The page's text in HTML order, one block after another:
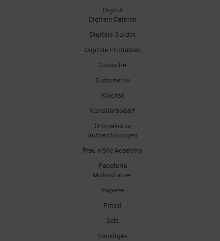
Digital
Digitale Dateien
Digitale Guides
Digitale Printables
Gouache
Gutscheine
Kleckse
Künstlerbedarf
Onlinekurse
Aufzeichnungen
Frau Hölle Academy
Papeterie
Motivstanzer
Papiere
Pinsel
Sets
Sonstiges